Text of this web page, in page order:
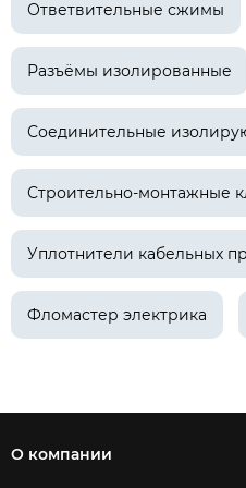
Ответвительные сжимы
Разъёмы изолированные
Соединительные
Строительно-монтажные
Уплотнители кабельных
Фломастер электрика
О компании